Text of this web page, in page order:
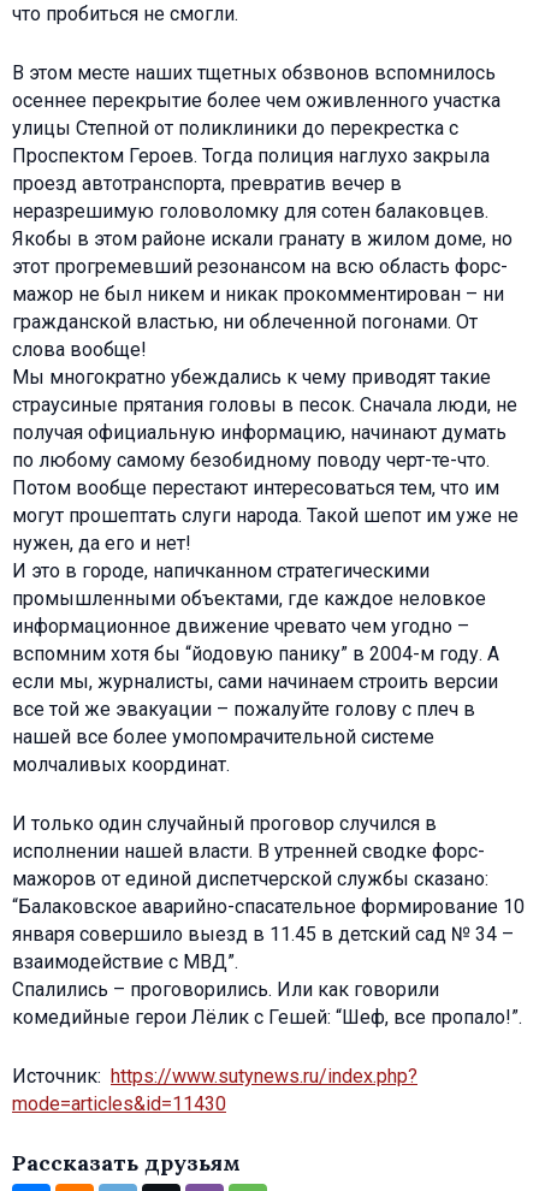
что пробиться не смогли.
В этом месте наших тщетных обзвонов вспомнилось
осеннее перекрытие более чем оживленного участка
улицы Степной от поликлиники до перекрестка с
Проспектом Героев. Тогда полиция наглухо закрыла
проезд автотранспорта, превратив вечер в
неразрешимую головоломку для сотен балаковцев.
Якобы в этом районе искали гранату в жилом доме, но
этот прогремевший резонансом на всю область форс-
мажор не был никем и никак прокомментирован – ни
гражданской властью, ни облеченной погонами. От
слова вообще!
Мы многократно убеждались к чему приводят такие
страусиные прятания головы в песок. Сначала люди, не
получая официальную информацию, начинают думать
по любому самому безобидному поводу черт-те-что.
Потом вообще перестают интересоваться тем, что им
могут прошептать слуги народа. Такой шепот им уже не
нужен, да его и нет!
И это в городе, напичканном стратегическими
промышленными объектами, где каждое неловкое
информационное движение чревато чем угодно –
вспомним хотя бы “йодовую панику” в 2004-м году. А
если мы, журналисты, сами начинаем строить версии
все той же эвакуации – пожалуйте голову с плеч в
нашей все более умопомрачительной системе
молчаливых координат.
И только один случайный проговор случился в
исполнении нашей власти. В утренней сводке форс-
мажоров от единой диспетчерской службы сказано:
“Балаковское аварийно-спасательное формирование 10
января совершило выезд в 11.45 в детский сад № 34 –
взаимодействие с МВД”.
Спалились – проговорились. Или как говорили
комедийные герои Лёлик с Гешей: “Шеф, все пропало!”.
Источник: https://www.sutynews.ru/index.php?
mode=articles&id=11430
Рассказать друзьям